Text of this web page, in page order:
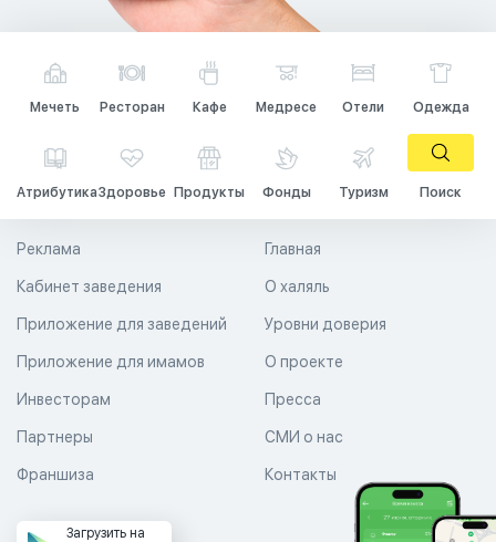
Мечеть Ресторан Кафе Медресе Отели Одежда
АтрибутикаЗдоровье Продукты Фонды Туризм Поиск
Главная
О халяль
Уровни доверия
Реклама
Кабинет заведения
Приложение для заведений
Приложение для имамов О проекте
Пресса
СМИ о нас
Контакты
Инвесторам
Партнеры
Франшиза
Загрузить на